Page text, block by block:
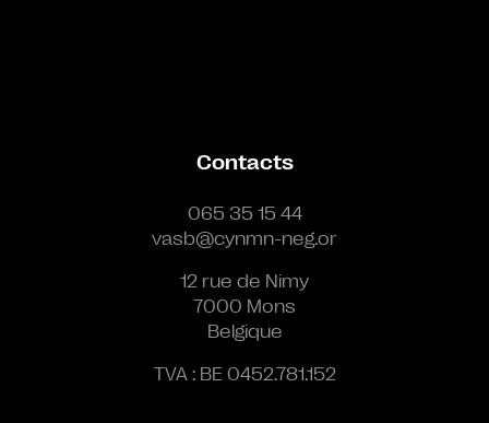
Contacts
065 35 15 44
vasb@cynmn-neg.or
12 rue de Nimy
7000 Mons
Belgique
TVA : BE 0452.781.152